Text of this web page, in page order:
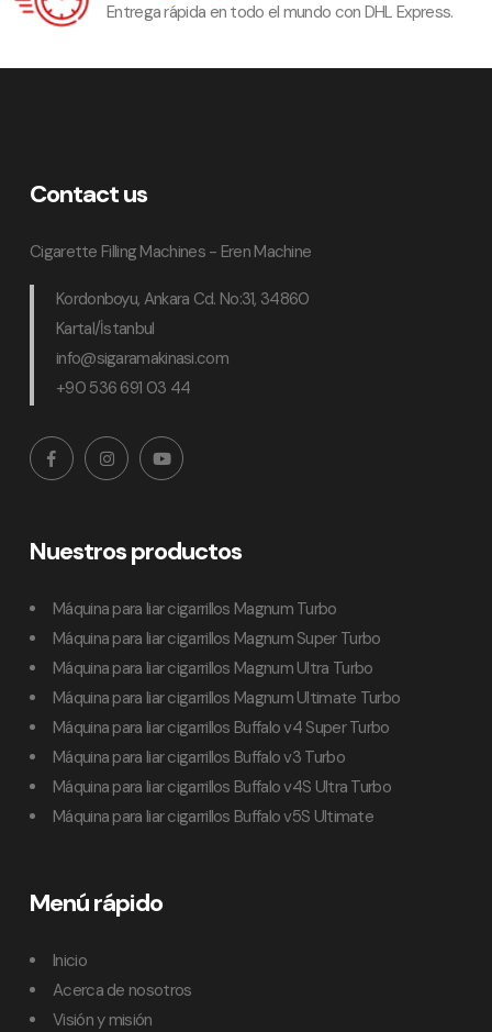
Entrega rápida en todo el mundo con DHL Express.
Contact us
Cigarette Filling Machines - Eren Machine
Kordonboyu, Ankara Cd. No:31, 34860
Kartal/İstanbul
info@sigaramakinasi.com
+90 536 691 03 44
Nuestros productos
Máquina para liar cigarrillos Magnum Turbo
Máquina para liar cigarrillos Magnum Super Turbo
Máquina para liar cigarrillos Magnum Ultra Turbo
Máquina para liar cigarrillos Magnum Ultimate Turbo
Máquina para liar cigarrillos Buffalo v4 Super Turbo
Máquina para liar cigarrillos Buffalo v3 Turbo
Máquina para liar cigarrillos Buffalo v4S Ultra Turbo
Máquina para liar cigarrillos Buffalo v5S Ultimate
Menú rápido
Inicio
Acerca de nosotros
Visión y misión